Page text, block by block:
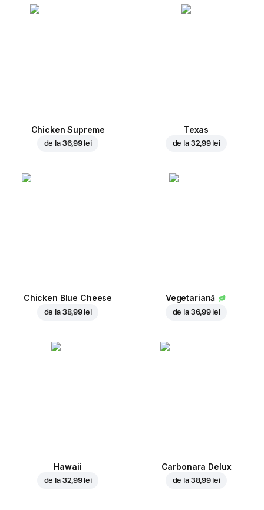
Chicken Supreme
de la 36,99 lei
Texas
de la 32,99 lei
Chicken Blue Cheese
de la 38,99 lei
Vegetariană
de la 36,99 lei
Hawaii
de la 32,99 lei
Carbonara Delux
de la 38,99 lei